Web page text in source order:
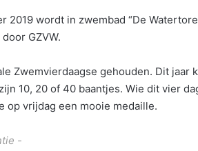
2019 wordt in zwembad “De
GZVW.
Zwemvierdaagse gehouden. Dit jaar
10, 20 of 40 baantjes. Wie dit vier
op vrijdag een mooie medaille.
-